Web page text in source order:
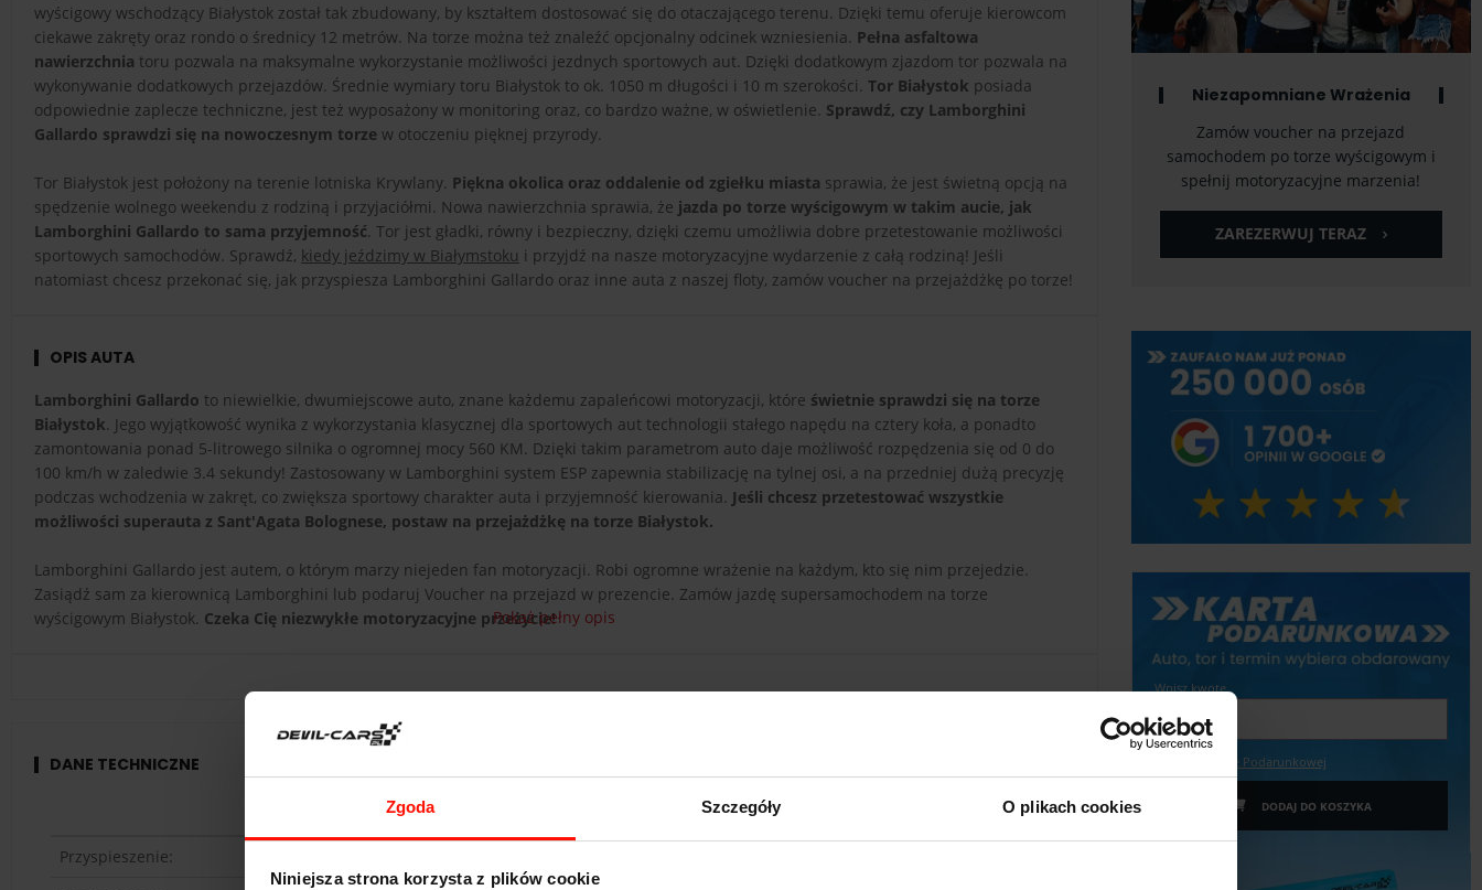
Zgoda Szczegóły O plikach cookies
Niniejsza strona korzysta z plików cookie
wyścigowy wschodzący Białystok został tak zbudowany, by kształtem dostosować się do otaczającego terenu. Dzięki temu oferuje kierowcom
ciekawe zakręty oraz rondo o średnicy 12 metrów. Na torze można też znaleźć opcjonalny odcinek wzniesienia. Pełna asfaltowa
nawierzchnia toru pozwala na maksymalne wykorzystanie możliwości jezdnych sportowych aut. Dzięki dodatkowym zjazdom tor pozwala na
wykonywanie dodatkowych przejazdów. Średnie wymiary toru Białystok to ok. 1050 m długości i 10 m szerokości. Tor Białystok posiada
odpowiednie zaplecze techniczne, jest też wyposażony w monitoring oraz, co bardzo ważne, w oświetlenie. Sprawdź, czy Lamborghini
Gallardo sprawdzi się na nowoczesnym torze w otoczeniu pięknej przyrody.
Tor Białystok jest położony na terenie lotniska Krywlany. Piękna okolica oraz oddalenie od zgiełku miasta sprawia, że jest świetną opcją na
spędzenie wolnego weekendu z rodziną i przyjaciółmi. Nowa nawierzchnia sprawia, że jazda po torze wyścigowym w takim aucie, jak
Lamborghini Gallardo to sama przyjemność. Tor jest gładki, równy i bezpieczny, dzięki czemu umożliwia dobre przetestowanie możliwości
sportowych samochodów. Sprawdź, kiedy jeździmy w Białymstoku i przyjdź na nasze motoryzacyjne wydarzenie z całą rodziną! Jeśli
natomiast chcesz przekonać się, jak przyspiesza Lamborghini Gallardo oraz inne auta z naszej floty, zamów voucher na przejażdżkę po torze!
OPIS AUTA
Lamborghini Gallardo to niewielkie, dwumiejscowe auto, znane każdemu zapaleńcowi motoryzacji, które świetnie sprawdzi się na torze
Białystok. Jego wyjątkowość wynika z wykorzystania klasycznej dla sportowych aut technologii stałego napędu na cztery koła, a ponadto
zamontowania ponad 5-litrowego silnika o ogromnej mocy 560 KM. Dzięki takim parametrom auto daje możliwość rozpędzenia się od 0 do
100 km/h w zaledwie 3.4 sekundy! Zastosowany w Lamborghini system ESP zapewnia stabilizację na tylnej osi, a na przedniej dużą precyzję
podczas wchodzenia w zakręt, co zwiększa sportowy charakter auta i przyjemność kierowania. Jeśli chcesz przetestować wszystkie
możliwości superauta z Sant'Agata Bolognese, postaw na przejażdżkę na torze Białystok.
Lamborghini Gallardo jest autem, o którym marzy niejeden fan motoryzacji. Robi ogromne wrażenie na każdym, kto się nim przejedzie.
Zasiądź sam za kierownicą Lamborghini lub podaruj Voucher na przejazd w prezencie. Zamów jazdę supersamochodem na torze
wyścigowym Białystok. Czeka Cię niezwykłe motoryzacyjne przeżycie!Pokaż pełny opis
DANE TECHNICZNE
Przyspieszenie:
Niezapomniane Wrażenia
Zamów voucher na przejazd
samochodem po torze wyścigowym i
spełnij motoryzacyjne marzenia!
ZAREZERWUJ TERAZ
Wpisz kwotę
Więcej o Karcie Podarunkowej
DODAJ DO KOSZYKA